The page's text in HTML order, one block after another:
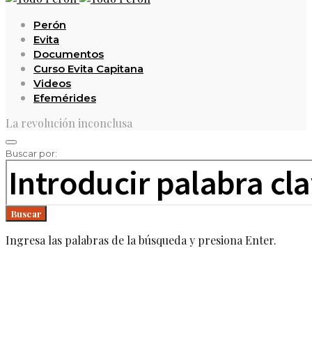
Perón
Evita
Documentos
Curso Evita Capitana
Videos
Efemérides
La revolución inconclusa
Buscar por:
Buscar
Ingresa las palabras de la búsqueda y presiona Enter.